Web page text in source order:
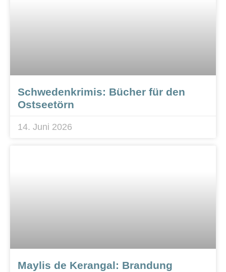
Schwedenkrimis: Bücher für den
Ostseetörn
14. Juni 2026
Maylis de Kerangal: Brandung